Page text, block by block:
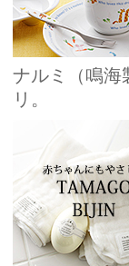
ナルミ（鳴海
リ。